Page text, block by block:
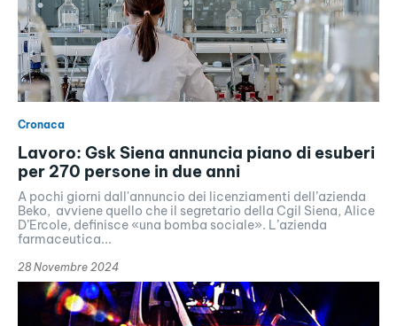
Cronaca
Lavoro: Gsk Siena annuncia piano di esuberi
per 270 persone in due anni
A pochi giorni dall'annuncio dei licenziamenti dell’azienda
Beko, avviene quello che il segretario della Cgil Siena, Alice
D’Ercole, definisce «una bomba sociale». L’azienda
farmaceutica...
28 Novembre 2024